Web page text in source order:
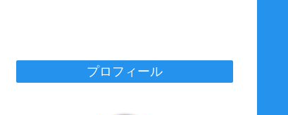
プロフィール